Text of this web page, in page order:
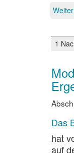
1
Das
hat
auf